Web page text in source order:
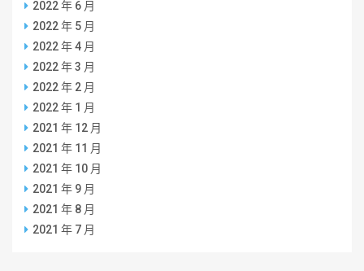
2022 年 6 月
2022 年 5 月
2022 年 4 月
2022 年 3 月
2022 年 2 月
2022 年 1 月
2021 年 12 月
2021 年 11 月
2021 年 10 月
2021 年 9 月
2021 年 8 月
2021 年 7 月